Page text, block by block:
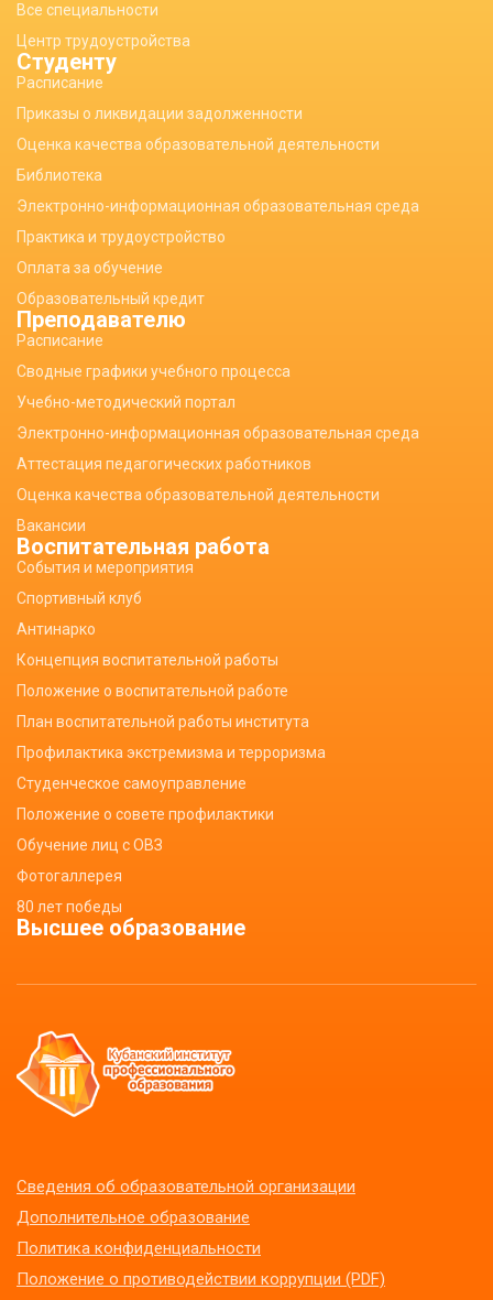
Все специальности
Центр трудоустройства
Студенту
Расписание
Приказы о ликвидации задолженности
Оценка качества образовательной деятельности
Библиотека
Электронно-информационная образовательная среда
Практика и трудоустройство
Оплата за обучение
Образовательный кредит
Преподавателю
Расписание
Сводные графики учебного процесса
Учебно-методический портал
Электронно-информационная образовательная среда
Аттестация педагогических работников
Оценка качества образовательной деятельности
Вакансии
Воспитательная работа
События и мероприятия
Спортивный клуб
Антинарко
Концепция воспитательной работы
Положение о воспитательной работе
План воспитательной работы института
Профилактика экстремизма и терроризма
Студенческое самоуправление
Положение о совете профилактики
Обучение лиц с ОВЗ
Фотогаллерея
80 лет победы
Высшее образование
Сведения об образовательной организации
Дополнительное образование
Политика конфиденциальности
Положение о противодействии коррупции (PDF)